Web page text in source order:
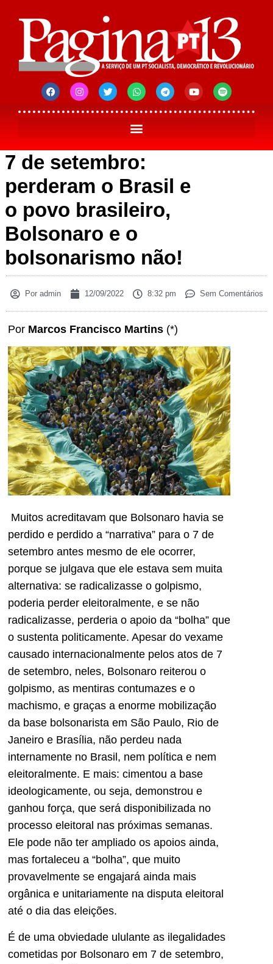
7 de setembro:
perderam o Brasil e
o povo brasileiro,
Bolsonaro e o
bolsonarismo não!
Poradmin 12/09/2022 8:32 pm Sem Comentários
Por Marcos Francisco Martins (*)
Muitos acreditavam que Bolsonaro havia se
perdido e perdido a “narrativa” para o 7 de
setembro antes mesmo de ele ocorrer,
porque se julgava que ele estava sem muita
alternativa: se radicalizasse o golpismo,
poderia perder eleitoralmente, e se não
radicalizasse, perderia o apoio da “bolha” que
o sustenta politicamente. Apesar do vexame
causado internacionalmente pelos atos de 7
de setembro, neles, Bolsonaro reiterou o
golpismo, as mentiras contumazes e o
machismo, e graças a enorme mobilização
da base bolsonarista em São Paulo, Rio de
Janeiro e Brasília, não perdeu nada
internamente no Brasil, nem política e nem
eleitoralmente. E mais: cimentou a base
ideologicamente, ou seja, demonstrou e
ganhou força, que será disponibilizada no
processo eleitoral nas próximas semanas.
Ele pode não ter ampliado os apoios ainda,
mas fortaleceu a “bolha”, que muito
provavelmente se engajará ainda mais
orgânica e unitariamente na disputa eleitoral
até o dia das eleições.
É de uma obviedade ululante as ilegalidades
cometidas por Bolsonaro em 7 de setembro,